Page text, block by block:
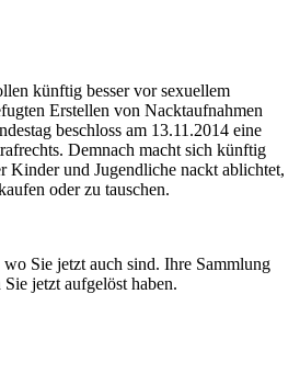
künftig besser vor sexuellem
Erstellen von Nacktaufnahmen
beschloss am 13.11.2014 eine
Demnach macht sich künftig
Kinder und Jugendliche nackt ablichtet,
oder zu tauschen.
Sie jetzt auch sind. Ihre Sammlung
jetzt aufgelöst haben.